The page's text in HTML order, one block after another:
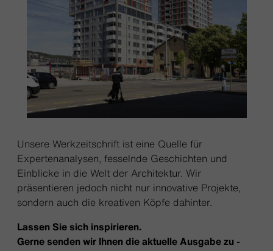
Unsere Werkzeitschrift ist eine Quelle für
Expertenanalysen, fesselnde Geschichten und
Einblicke in die Welt der Architektur. Wir
präsentieren jedoch nicht nur innovative Projekte,
sondern auch die kreativen Köpfe dahinter.
Lassen Sie sich inspirieren.
Gerne senden wir Ihnen die aktuelle Ausgabe zu -